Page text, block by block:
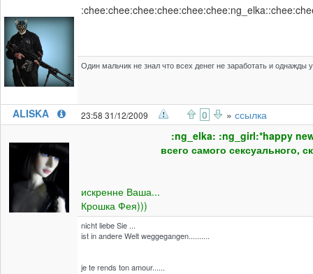
Один мальчик не знал что всех денег не заработать и однажды
ALISKA 23:58 31/12/2009 0 » ссылка
:ng_elka: :ng_girl:*happy
всего самого сексуального,
искренне Ваша...
Крошка Фея)))
nicht liebe Sie ...
ist in andere Welt weggegangen..........
je te rends ton amour......